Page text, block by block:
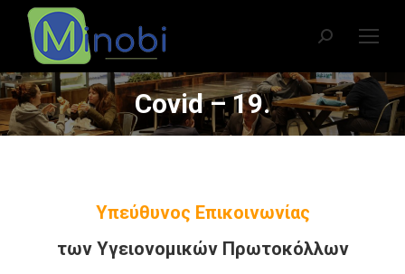
Search:
Covid – 19.
You are here:
Υπεύθυνος Επικοινωνίας
των Υγειονομικών Πρωτοκόλλων